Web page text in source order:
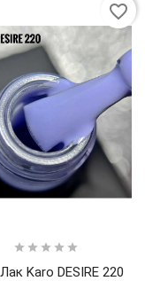
    
Karo DESIRE 220
favorite_border